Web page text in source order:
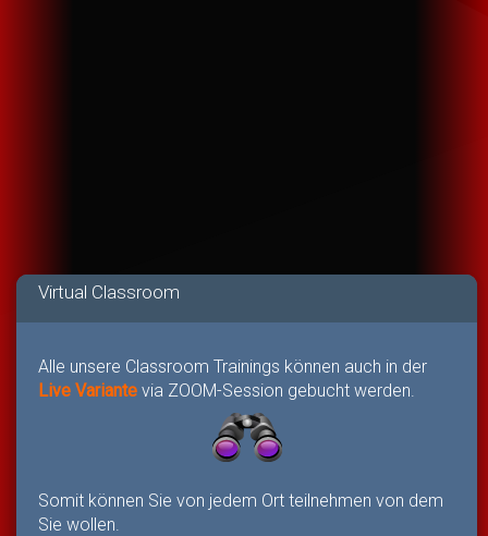
Virtual Classroom
Alle unsere Classroom Trainings können auch in der
Live Variante via ZOOM-Session gebucht werden.
Somit können Sie von jedem Ort teilnehmen von dem
Sie wollen.